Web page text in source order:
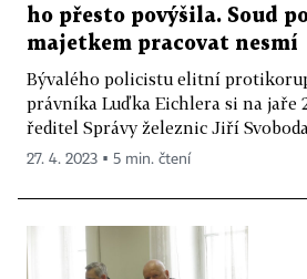
ho přesto povýšila. Soud
majetkem pracovat nesmí
Bývalého policistu elitní
právníka Luďka Eichlera si na jaře
ředitel Správy železnic Jiří
27. 4. 2023 ▪ 5 min. čtení